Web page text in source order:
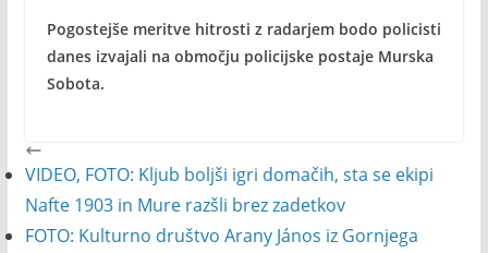
Pogostejše meritve hitrosti z radarjem bodo policisti
danes izvajali na območju policijske postaje Murska
Sobota.
VIDEO, FOTO: Kljub boljši igri domačih, sta se ekipi
Nafte 1903 in Mure razšli brez zadetkov
FOTO: Kulturno društvo Arany János iz Gornjega